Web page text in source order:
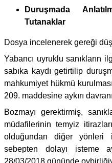
Duruşmada
Tutanaklar
Dosya incelenerek gereği
Yabancı uyruklu sanıkların
sabıka kaydı getirtilip
mahkumiyet hükmü
209. maddesine aykırı
Bozmayı gerektirmiş,
müdafilerinin temyiz
olduğundan diğer yönleri
sebepten dolayı isteme